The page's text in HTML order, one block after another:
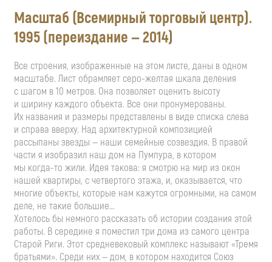
Масштаб (Всемирный торговый центр).
1995 (переиздание — 2014)
Все строения, изображенные на этом листе, даны в одном
масштабе. Лист обрамляет серо-желтая шкала деления
с шагом в 10 метров. Она позволяет оценить высоту
и ширину каждого объекта. Все они пронумерованы.
Их названия и размеры представлены в виде списка слева
и справа вверху. Над архитектурной композицией
рассыпаны звезды — наши семейные созвездия. В правой
части я изобразил наш дом на Пумпура, в котором
мы когда-то жили. Идея такова: я смотрю на мир из окон
нашей квартиры, с четвертого этажа, и, оказывается, что
многие объекты, которые нам кажутся огромными, на самом
деле, не такие большие…
Хотелось бы немного рассказать об истории создания этой
работы. В середине я поместил три дома из самого центра
Старой Риги. Этот средневековый комплекс называют «Тремя
братьями». Среди них — дом, в котором находится Союз